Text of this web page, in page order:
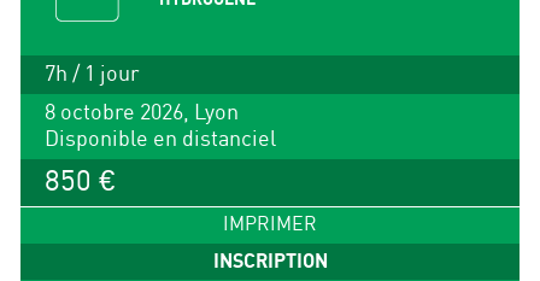
7h / 1 jour
8 octobre 2026, Lyon
Disponible en distanciel
850 €
IMPRIMER
INSCRIPTION